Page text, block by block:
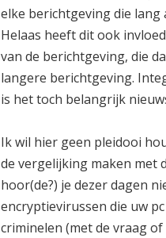
elke berichtgeving die
Helaas heeft dit ook
van de berichtgeving, die
langere berichtgeving.
is het toch belangrijk
Ik wil hier geen pleidooi
de vergelijking maken met
hoor(de?) je dezer dagen
encryptievirussen die uw
criminelen (met de vraag